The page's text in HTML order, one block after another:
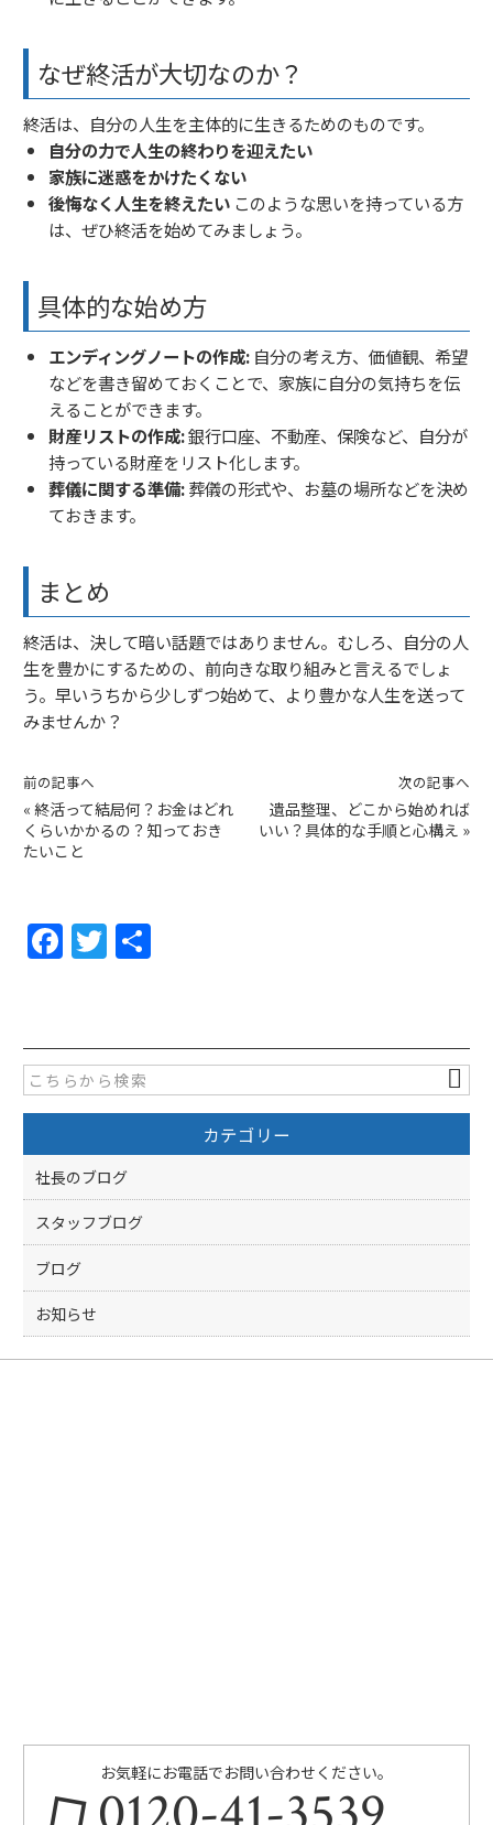
なぜ終活が大切なのか？
終活は、自分の人生を主体的に生きるためのものです。
自分の力で人生の終わりを迎えたい
家族に迷惑をかけたくない
後悔なく人生を終えたい このような思いを持っている方
は、ぜひ終活を始めてみましょう。
具体的な始め方
エンディングノートの作成: 自分の考え方、価値観、希望
などを書き留めておくことで、家族に自分の気持ちを伝
えることができます。
財産リストの作成:銀行口座、不動産、保険など、自分が
持っている財産をリスト化します。
葬儀に関する準備:葬儀の形式や、お墓の場所などを決め
ておきます。
まとめ
終活は、決して暗い話題ではありません。むしろ、自分の人
生を豊かにするための、前向きな取り組みと言えるでしょ
う。早いうちから少しずつ始めて、より豊かな人生を送って
みませんか？
前の記事へ
« 終活って結局何？お金はどれ
くらいかかるの？知っておき
たいこと
次の記事へ
遺品整理、どこから始めれば
いい？具体的な手順と心構え »
F
a
e
b
o
o
k
T
w
er
カテゴリー
社長のブログ
スタッフブログ
ブログ
お知らせ
お気軽にお電話でお問い合わせください。